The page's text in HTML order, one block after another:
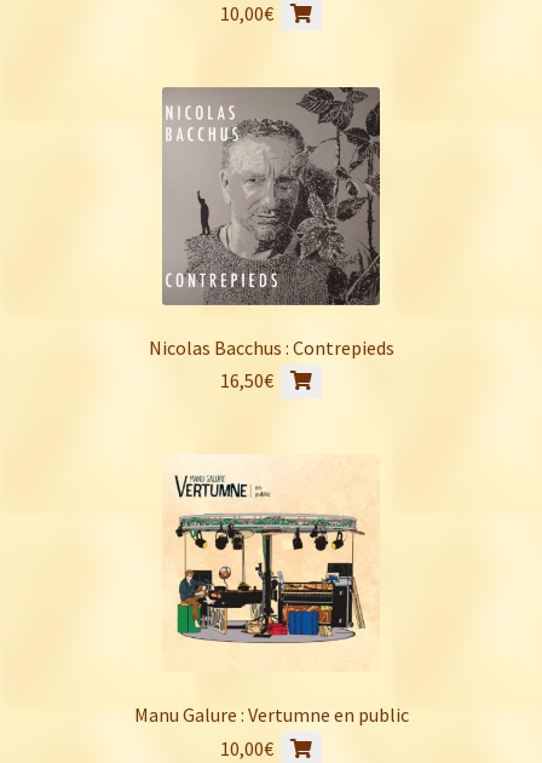
10,00€
Nicolas Bacchus : Contrepieds
16,50€
Manu Galure : Vertumne en public
10,00€